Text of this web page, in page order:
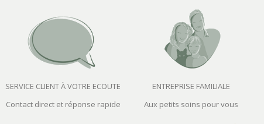
SERVICE CLIENT À VOTRE ECOUTE
Contact direct et réponse rapide
ENTREPRISE FAMILIALE
Aux petits soins pour vous